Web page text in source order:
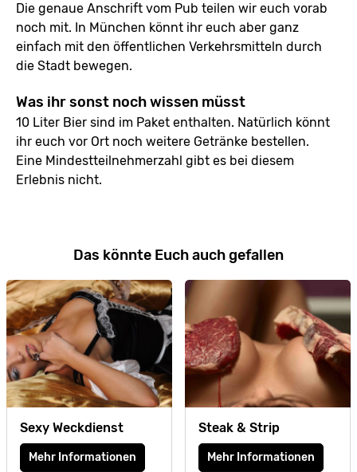
Die genaue Anschrift vom Pub teilen wir euch vorab
noch mit. In München könnt ihr euch aber ganz
einfach mit den öffentlichen Verkehrsmitteln durch
die Stadt bewegen.
Was ihr sonst noch wissen müsst
10 Liter Bier sind im Paket enthalten. Natürlich könnt
ihr euch vor Ort noch weitere Getränke bestellen.
Eine Mindestteilnehmerzahl gibt es bei diesem
Erlebnis nicht.
Das könnte Euch auch gefallen
Sexy Weckdienst
Mehr Informationen
Steak & Strip
Mehr Informationen